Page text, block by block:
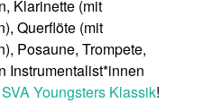
Klarinette (mit
Querflöte (mit
Posaune, Trompete,
Instrumentalist*innen
SVA Youngsters Klassik!